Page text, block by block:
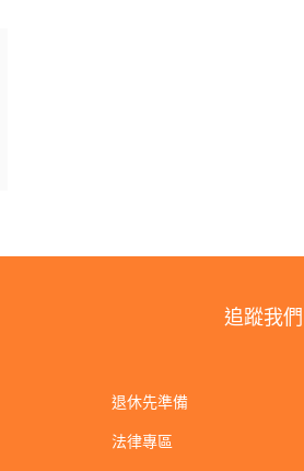
追蹤我們
退休先準備
法律專區